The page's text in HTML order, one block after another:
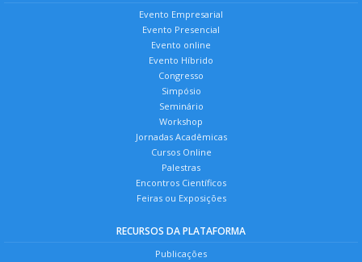
Evento Empresarial
Evento Presencial
Evento online
Evento Híbrido
Congresso
Simpósio
Seminário
Workshop
Jornadas Acadêmicas
Cursos Online
Palestras
Encontros Científicos
Feiras ou Exposições
RECURSOS DA PLATAFORMA
Publicações